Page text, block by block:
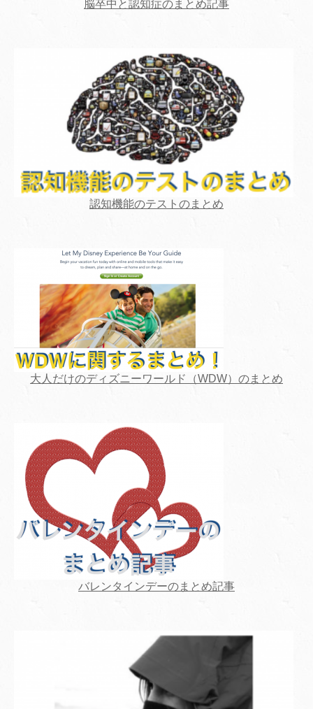
脳卒中と認知症のまとめ記事
認知機能のテストのまとめ
大人だけのディズニーワールド（WDW）のまとめ
バレンタインデーのまとめ記事